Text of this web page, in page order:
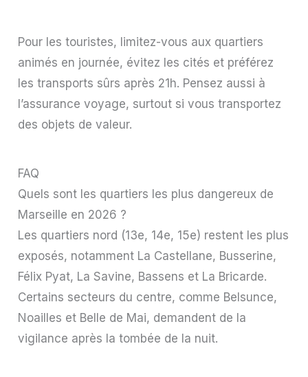
Pour les touristes, limitez-vous aux quartiers
animés en journée, évitez les cités et préférez
les transports sûrs après 21h. Pensez aussi à
l’assurance voyage, surtout si vous transportez
des objets de valeur.
FAQ
Quels sont les quartiers les plus dangereux de
Marseille en 2026 ?
Les quartiers nord (13e, 14e, 15e) restent les plus
exposés, notamment La Castellane, Busserine,
Félix Pyat, La Savine, Bassens et La Bricarde.
Certains secteurs du centre, comme Belsunce,
Noailles et Belle de Mai, demandent de la
vigilance après la tombée de la nuit.